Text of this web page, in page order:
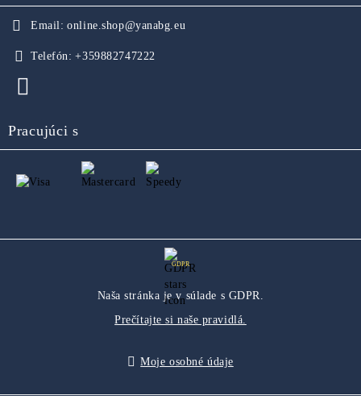
Email: online.shop@yanabg.eu
Telefón: +359882747222
Pracujúci s
GDPR
Naša stránka je v súlade s GDPR.
Prečítajte si naše pravidlá.
Moje osobné údaje